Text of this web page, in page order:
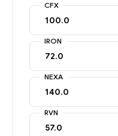
CFX
IRON
NEXA
RVN